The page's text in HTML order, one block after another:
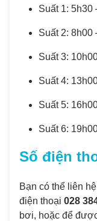
Suất 1: 5h30
Suất 2: 8h00
Suất 3:
Suất 4:
Suất 5:
Suất 6:
Số điện
Bạn có thể liên
điện thoại 028
bơi, hoặc để